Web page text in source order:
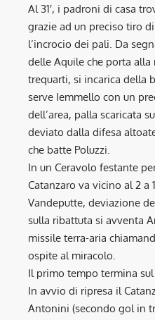
Al 31′, i padroni di casa
grazie ad un preciso tiro
l’incrocio dei pali. Da
delle Aquile che porta
trequarti, si incarica della
serve Iemmello con un
dell’area, palla scaricata
deviato dalla difesa
che batte Poluzzi.
In un Ceravolo festante
Catanzaro va vicino al 2 a
Vandeputte, deviazione
sulla ribattuta si avventa
missile terra-aria
ospite al miracolo.
Il primo tempo termina sul
In avvio di ripresa il
Antonini (secondo gol in